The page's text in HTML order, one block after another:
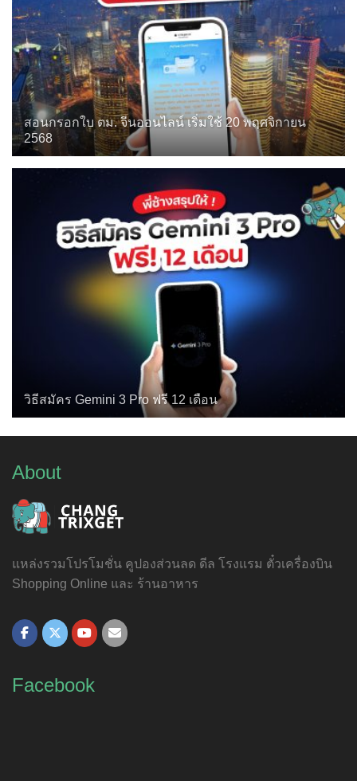
สอนกรอกใบ ตม. จีนออนไลน์ เริ่มใช้ 20 พฤศจิกายน
2568
วิธีสมัคร Gemini 3 Pro ฟรี 12 เดือน
About
แหล่งรวมโปรโมชั่น คูปองส่วนลด ดีล โรงแรม ตั๋วเครื่องบิน
Shopping Online และ ร้านอาหาร
Facebook